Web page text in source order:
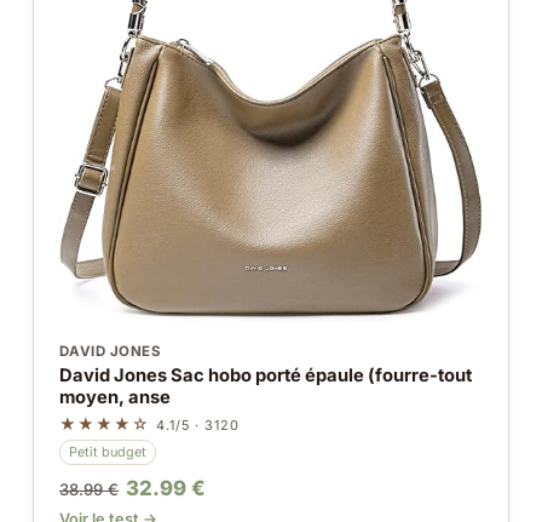
DAVID JONES
David Jones Sac hobo porté épaule (fourre-tout
moyen, anse
★★★★☆ 4.1/5 · 3120
Petit budget
38.99 € 32.99 €